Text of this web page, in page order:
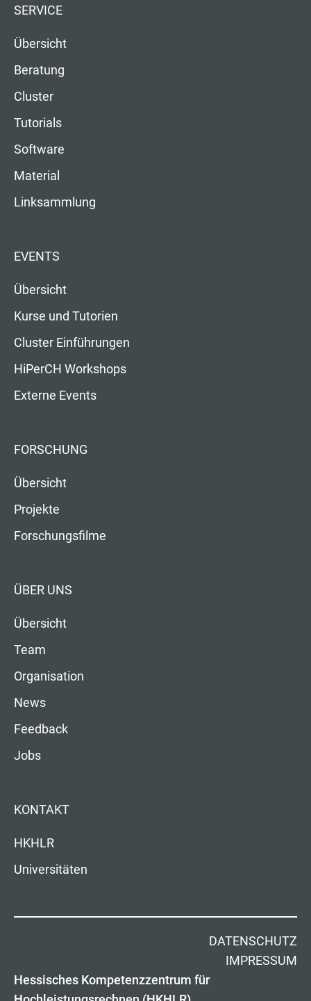
SERVICE
Übersicht
Beratung
Cluster
Tutorials
Software
Material
Linksammlung
EVENTS
Übersicht
Kurse und Tutorien
Cluster Einführungen
HiPerCH Workshops
Externe Events
FORSCHUNG
Übersicht
Projekte
Forschungsfilme
ÜBER UNS
Übersicht
Team
Organisation
News
Feedback
Jobs
KONTAKT
HKHLR
Universitäten
DATENSCHUTZ
IMPRESSUM
Hessisches Kompetenzzentrum für